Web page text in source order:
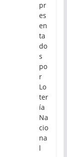
pr
es
en
ta
do
s
po
r
Lo
ter
ía
Na
cio
na
l